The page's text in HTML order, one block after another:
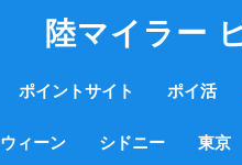
陸マイラー
ポイントサイト ポイ活
ウィーン シドニー 東京